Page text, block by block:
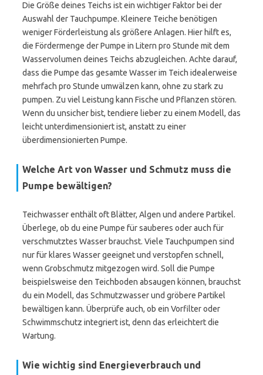
Die Größe deines Teichs ist ein wichtiger Faktor bei der
Auswahl der Tauchpumpe. Kleinere Teiche benötigen
weniger Förderleistung als größere Anlagen. Hier hilft es,
die Fördermenge der Pumpe in Litern pro Stunde mit dem
Wasservolumen deines Teichs abzugleichen. Achte darauf,
dass die Pumpe das gesamte Wasser im Teich idealerweise
mehrfach pro Stunde umwälzen kann, ohne zu stark zu
pumpen. Zu viel Leistung kann Fische und Pflanzen stören.
Wenn du unsicher bist, tendiere lieber zu einem Modell, das
leicht unterdimensioniert ist, anstatt zu einer
überdimensionierten Pumpe.
Welche Art von Wasser und Schmutz muss die
Pumpe bewältigen?
Teichwasser enthält oft Blätter, Algen und andere Partikel.
Überlege, ob du eine Pumpe für sauberes oder auch für
verschmutztes Wasser brauchst. Viele Tauchpumpen sind
nur für klares Wasser geeignet und verstopfen schnell,
wenn Grobschmutz mitgezogen wird. Soll die Pumpe
beispielsweise den Teichboden absaugen können, brauchst
du ein Modell, das Schmutzwasser und gröbere Partikel
bewältigen kann. Überprüfe auch, ob ein Vorfilter oder
Schwimmschutz integriert ist, denn das erleichtert die
Wartung.
Wie wichtig sind Energieverbrauch und